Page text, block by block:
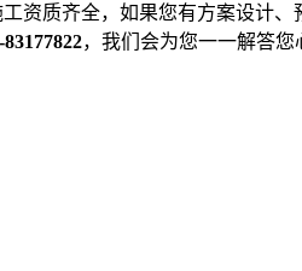
资质齐全，如果您有方案设计
83177822，我们会为您一一解答您